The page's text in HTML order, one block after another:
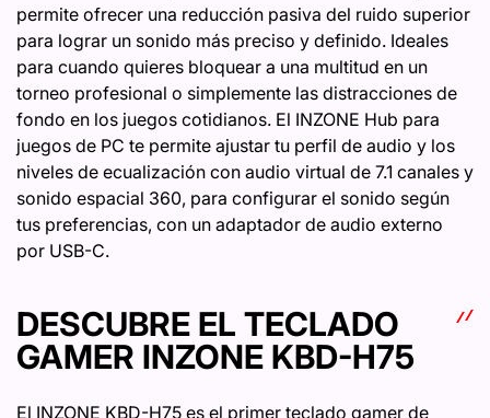
permite ofrecer una reducción pasiva del ruido superior
para lograr un sonido más preciso y definido. Ideales
para cuando quieres bloquear a una multitud en un
torneo profesional o simplemente las distracciones de
fondo en los juegos cotidianos. El INZONE Hub para
juegos de PC te permite ajustar tu perfil de audio y los
niveles de ecualización con audio virtual de 7.1 canales y
sonido espacial 360, para configurar el sonido según
tus preferencias, con un adaptador de audio externo
por USB-C.
DESCUBRE EL TECLADO
GAMER INZONE KBD-H75
El INZONE KBD-H75 es el primer teclado gamer de